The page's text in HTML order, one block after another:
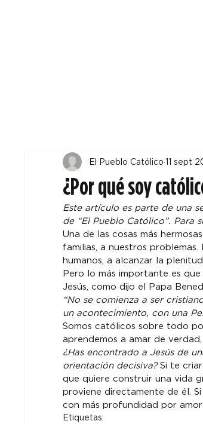
¿Por qué soy
El Pueblo Católico 11 sept
Este artículo es parte de una
de “El Pueblo Católico”. Para
Una de las cosas más
familias, a nuestros
humanos, a alcanzar la
Pero lo más importante es
Jesús, como dijo el Papa
“No se comienza a ser
un acontecimiento, con una
Somos católicos sobre todo
aprendemos a amar de
¿Has encontrado a Jesús de
orientación decisiva? Si te
que quiere construir una vida
proviene directamente de él.
con más profundidad por
Etiquetas: